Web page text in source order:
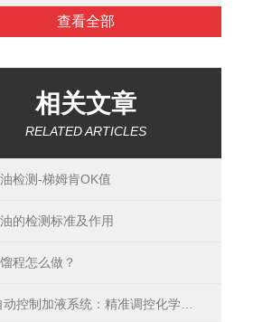
查看全部
相关文章
RELATED ARTICLES
检测-梯姆肯OK值
的检测标准及作用
程怎么做？